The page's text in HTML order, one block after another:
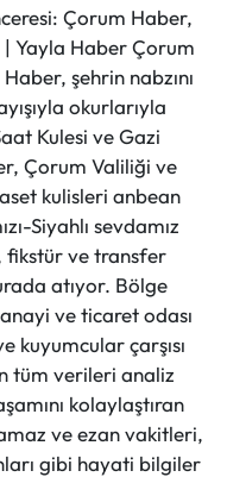
Çorum Haber,
Yayla Haber Çorum
şehrin nabzını
okurlarıyla
Kulesi ve Gazi
Çorum Valiliği ve
kulisleri anbean
Siyahlı sevdamız
fikstür ve transfer
atıyor. Bölge
ve ticaret odası
kuyumcular çarşısı
tüm verileri analiz
kolaylaştıran
ve ezan vakitleri,
gibi hayati bilgiler